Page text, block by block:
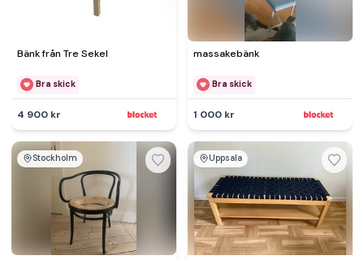
Bänk från Tre Sekel
Bra skick
4 900 kr
massakebänk
Bra skick
1 000 kr
Stockholm Uppsala